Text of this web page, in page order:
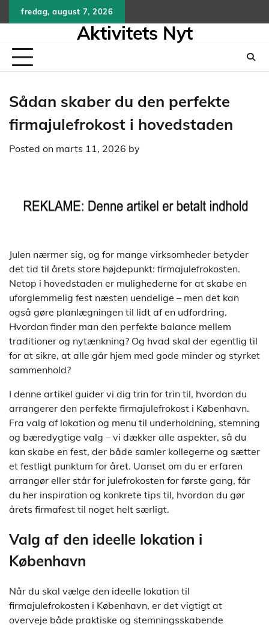
to
fredag, august 7, 2026
Aktivitets Nyt
Sådan skaber du den perfekte
firmajulefrokost i hovedstaden
Posted on marts 11, 2026 by
Julen nærmer sig, og for mange virksomheder betyder
det tid til årets store højdepunkt: firmajulefrokosten.
Netop i hovedstaden er mulighederne for at skabe en
uforglemmelig fest næsten uendelige – men det kan
også gøre planlægningen til lidt af en udfordring.
Hvordan finder man den perfekte balance mellem
traditioner og nytænkning? Og hvad skal der egentlig til
for at sikre, at alle går hjem med gode minder og styrket
sammenhold?
I denne artikel guider vi dig trin for trin til, hvordan du
arrangerer den perfekte firmajulefrokost i København.
Fra valg af lokation og menu til underholdning, stemning
og bæredygtige valg – vi dækker alle aspekter, så du
kan skabe en fest, der både samler kollegerne og sætter
et festligt punktum for året. Uanset om du er erfaren
arrangør eller står for julefrokosten for første gang, får
du her inspiration og konkrete tips til, hvordan du gør
årets firmafest til noget helt særligt.
Valg af den ideelle lokation i
København
Når du skal vælge den ideelle lokation til
firmajulefrokosten i København, er det vigtigt at
overveje både praktiske og stemningsskabende